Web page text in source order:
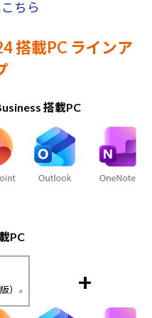
ちら
搭載PC ラインア
搭載PC
PC
）
※ +